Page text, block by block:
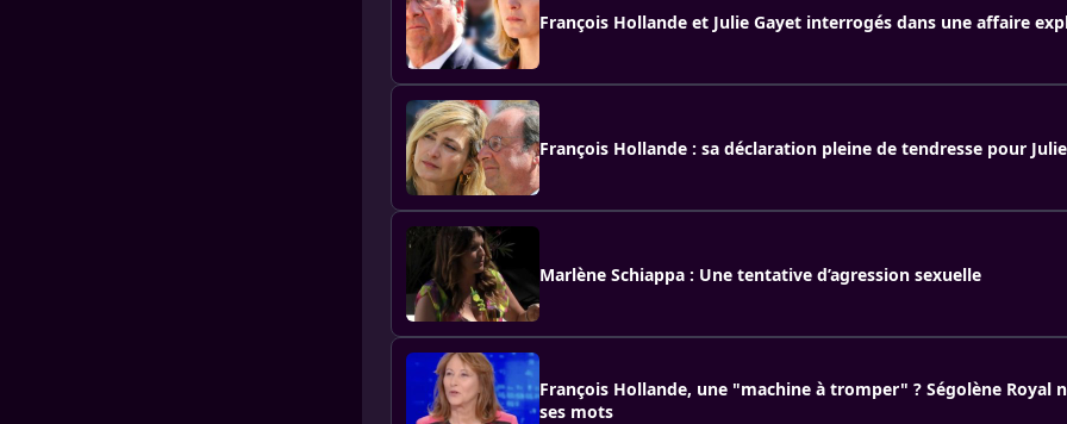
François Hollande et Julie Gayet interrogés dans une affaire
François Hollande : sa déclaration pleine de tendresse pour
Marlène Schiappa : Une tentative d’agression sexuelle
François Hollande, une "machine à tromper" ? Ségolène Royal
ses mots